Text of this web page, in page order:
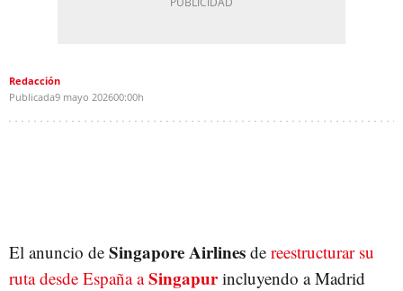
Redacción
Publicada9 mayo 202600:00h
El anuncio de Singapore Airlines de reestructurar su
ruta desde España aSingapurincluyendo a Madrid